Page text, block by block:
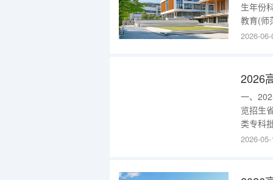
生年份
教育(师
部
2026-
一、
览招生
类专科
应用技
2026-